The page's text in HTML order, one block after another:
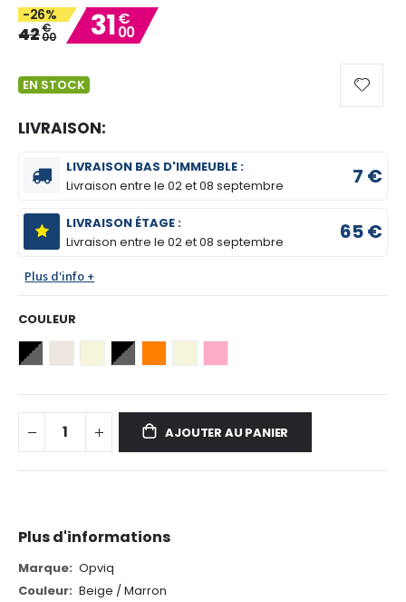
the
images
-26%
42€
00 31€
00
EN STOCK
LIVRAISON:
LIVRAISON BAS D'IMMEUBLE :
Livraison entre le02 et 08 septembre 7 €
LIVRAISON ÉTAGE :
Livraison entre le02 et 08 septembre 65 €
Plus d'info +
COULEUR
AJOUTER AU PANIER
Plus d'informations
Plus
d'informations
Opviq
Beige / Marron